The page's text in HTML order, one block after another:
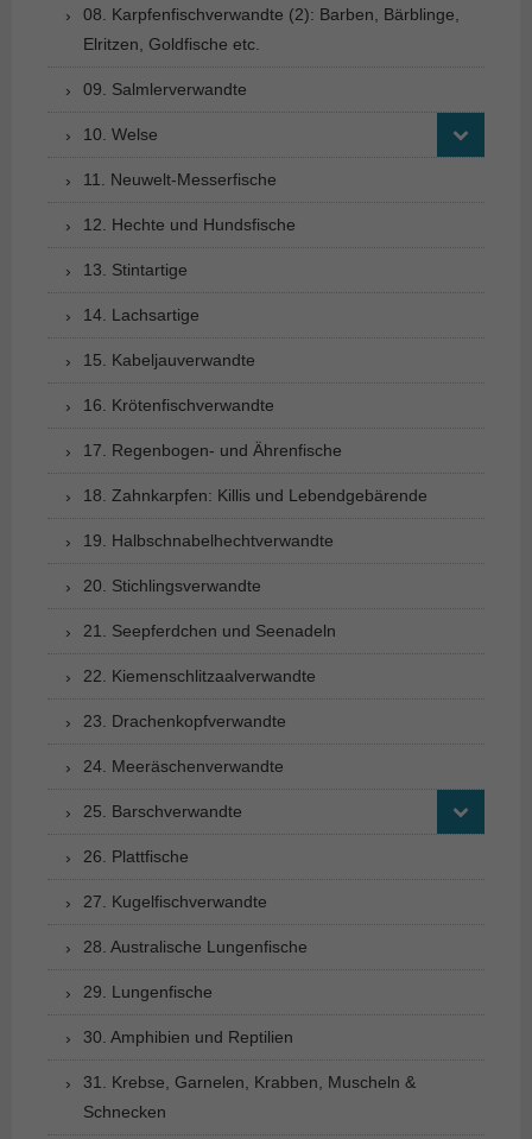
08. Karpfenfischverwandte (2): Barben, Bärblinge,
Elritzen, Goldfische etc.
09. Salmlerverwandte
10. Welse
11. Neuwelt-Messerfische
12. Hechte und Hundsfische
13. Stintartige
14. Lachsartige
15. Kabeljauverwandte
16. Krötenfischverwandte
17. Regenbogen- und Ährenfische
18. Zahnkarpfen: Killis und Lebendgebärende
19. Halbschnabelhechtverwandte
20. Stichlingsverwandte
21. Seepferdchen und Seenadeln
22. Kiemenschlitzaalverwandte
23. Drachenkopfverwandte
24. Meeräschenverwandte
25. Barschverwandte
26. Plattfische
27. Kugelfischverwandte
28. Australische Lungenfische
29. Lungenfische
30. Amphibien und Reptilien
31. Krebse, Garnelen, Krabben, Muscheln &
Schnecken